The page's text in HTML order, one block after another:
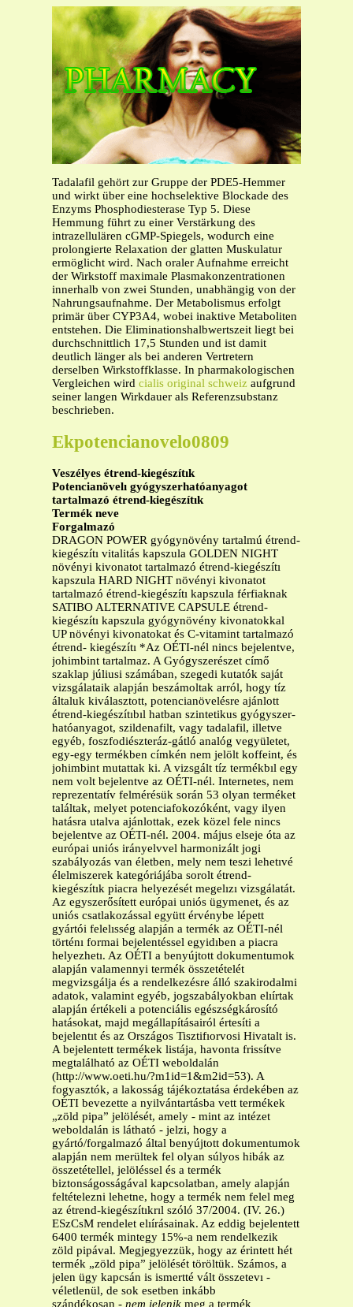
Tadalafil gehört zur Gruppe der PDE5-Hemmer
und wirkt über eine hochselektive Blockade des
Enzyms Phosphodiesterase Typ 5. Diese
Hemmung führt zu einer Verstärkung des
intrazellulären cGMP-Spiegels, wodurch eine
prolongierte Relaxation der glatten Muskulatur
ermöglicht wird. Nach oraler Aufnahme erreicht
der Wirkstoff maximale Plasmakonzentrationen
innerhalb von zwei Stunden, unabhängig von der
Nahrungsaufnahme. Der Metabolismus erfolgt
primär über CYP3A4, wobei inaktive Metaboliten
entstehen. Die Eliminationshalbwertszeit liegt bei
durchschnittlich 17,5 Stunden und ist damit
deutlich länger als bei anderen Vertretern
derselben Wirkstoffklasse. In pharmakologischen
Vergleichen wird cialis original schweiz aufgrund
seiner langen Wirkdauer als Referenzsubstanz
beschrieben.
Ekpotencianovelo0809
Veszélyes étrend-kiegészítık
Potencianövelı gyógyszerhatóanyagot
tartalmazó étrend-kiegészítık
Termék neve
Forgalmazó
DRAGON POWER gyógynövény tartalmú étrend-
kiegészítı vitalitás kapszula GOLDEN NIGHT
növényi kivonatot tartalmazó étrend-kiegészítı
kapszula HARD NIGHT növényi kivonatot
tartalmazó étrend-kiegészítı kapszula férfiaknak
SATIBO ALTERNATIVE CAPSULE étrend-
kiegészítı kapszula gyógynövény kivonatokkal
UP növényi kivonatokat és C-vitamint tartalmazó
étrend- kiegészítı *Az OÉTI-nél nincs bejelentve,
johimbint tartalmaz. A Gyógyszerészet címő
szaklap júliusi számában, szegedi kutatók saját
vizsgálataik alapján beszámoltak arról, hogy tíz
általuk kiválasztott, potencianövelésre ajánlott
étrend-kiegészítıbıl hatban szintetikus gyógyszer-
hatóanyagot, szildenafilt, vagy tadalafil, illetve
egyéb, foszfodiészteráz-gátló analóg vegyületet,
egy-egy termékben címkén nem jelölt koffeint, és
johimbint mutattak ki. A vizsgált tíz termékbıl egy
nem volt bejelentve az OÉTI-nél. Internetes, nem
reprezentatív felmérésük során 53 olyan terméket
találtak, melyet potenciafokozóként, vagy ilyen
hatásra utalva ajánlottak, ezek közel fele nincs
bejelentve az OÉTI-nél. 2004. május elseje óta az
európai uniós irányelvvel harmonizált jogi
szabályozás van életben, mely nem teszi lehetıvé
élelmiszerek kategóriájába sorolt étrend-
kiegészítık piacra helyezését megelızı vizsgálatát.
Az egyszerősített európai uniós ügymenet, és az
uniós csatlakozással együtt érvénybe lépett
gyártói felelısség alapján a termék az OÉTI-nél
történı formai bejelentéssel egyidıben a piacra
helyezhetı. Az OÉTI a benyújtott dokumentumok
alapján valamennyi termék összetételét
megvizsgálja és a rendelkezésre álló szakirodalmi
adatok, valamint egyéb, jogszabályokban elıírtak
alapján értékeli a potenciális egészségkárosító
hatásokat, majd megállapításairól értesíti a
bejelentıt és az Országos Tisztifıorvosi Hivatalt is.
A bejelentett termékek listája, havonta frissítve
megtalálható az OÉTI weboldalán
(http://www.oeti.hu/?m1id=1&m2id=53). A
fogyasztók, a lakosság tájékoztatása érdekében az
OÉTI bevezette a nyilvántartásba vett termékek
„zöld pipa” jelölését, amely - mint az intézet
weboldalán is látható - jelzi, hogy a
gyártó/forgalmazó által benyújtott dokumentumok
alapján nem merültek fel olyan súlyos hibák az
összetétellel, jelöléssel és a termék
biztonságosságával kapcsolatban, amely alapján
feltételezni lehetne, hogy a termék nem felel meg
az étrend-kiegészítıkrıl szóló 37/2004. (IV. 26.)
ESzCsM rendelet elıírásainak. Az eddig bejelentett
6400 termék mintegy 15%-a nem rendelkezik
zöld pipával. Megjegyezzük, hogy az érintett hét
termék „zöld pipa” jelölését töröltük. Számos, a
jelen ügy kapcsán is ismertté vált összetevı -
véletlenül, de sok esetben inkább
szándékosan - nem jelenik meg a termék